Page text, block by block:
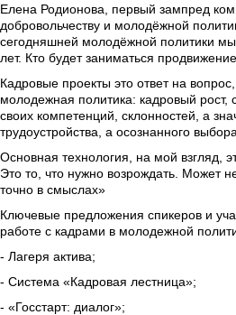
Елена Родионова, первый зампред
добровольчеству и молодёжной
сегодняшней молодёжной политики
лет. Кто будет заниматься
Кадровые проекты это ответ на
молодежная политика: кадровый
своих компетенций, склонностей, а
трудоустройства, а осознанного
Основная технология, на мой взгляд,
Это то, что нужно возрождать. Может
точно в смыслах»
Ключевые предложения спикеров и
работе с кадрами в молодежной
- Лагеря актива;
- Система «Кадровая лестница»;
- «Госстарт: диалог»;